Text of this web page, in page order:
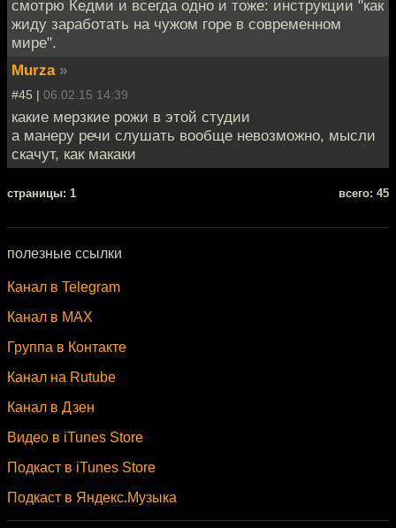
смотрю Кедми и всегда одно и тоже: инструкции "как
жиду заработать на чужом горе в современном
мире".
Murza »
#45 | 06.02.15 14:39
какие мерзкие рожи в этой студии
а манеру речи слушать вообще невозможно, мысли
скачут, как макаки
cтраницы: 1 всего: 45
полезные ссылки
Канал в Telegram
Канал в MAX
Группа в Контакте
Канал на Rutube
Канал в Дзен
Видео в iTunes Store
Подкаст в iTunes Store
Подкаст в Яндекс.Музыка